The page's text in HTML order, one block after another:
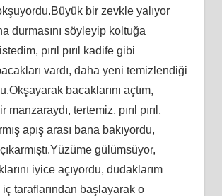
bir zevkle yalıyor
durmasını söyleyip koltuğa
pırıl pırıl kadife gibi
vardı, daha yeni temizlendiği
bacaklarını açtım,
manzaraydı, tertemiz, pırıl pırıl,
apış arası bana bakıyordu,
gülümsüyor,
iyice açıyordu, dudaklarım
iç taraflarından başlayarak o